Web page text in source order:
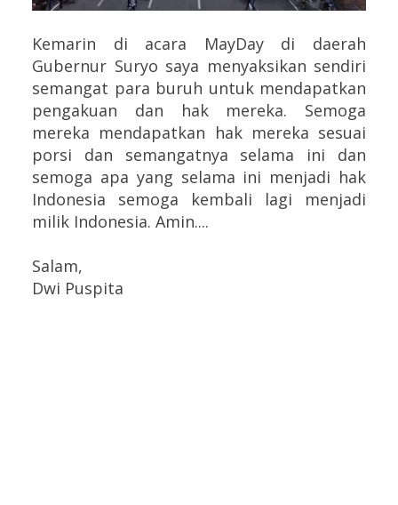
Kemarin di acara MayDay di daerah
Gubernur Suryo saya menyaksikan sendiri
semangat para buruh untuk mendapatkan
pengakuan dan hak mereka. Semoga
mereka mendapatkan hak mereka sesuai
porsi dan semangatnya selama ini dan
semoga apa yang selama ini menjadi hak
Indonesia semoga kembali lagi menjadi
milik Indonesia. Amin....
Salam,
Dwi Puspita